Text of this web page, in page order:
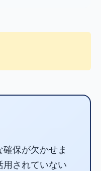
保が欠かせま
されていない